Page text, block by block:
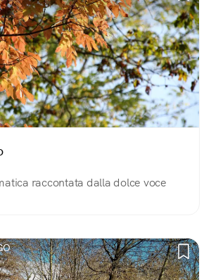
raccontata dalla dolce voce